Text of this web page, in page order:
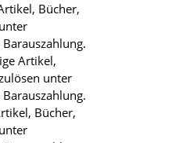
Bücher,
Artikel,
unter
Bücher,